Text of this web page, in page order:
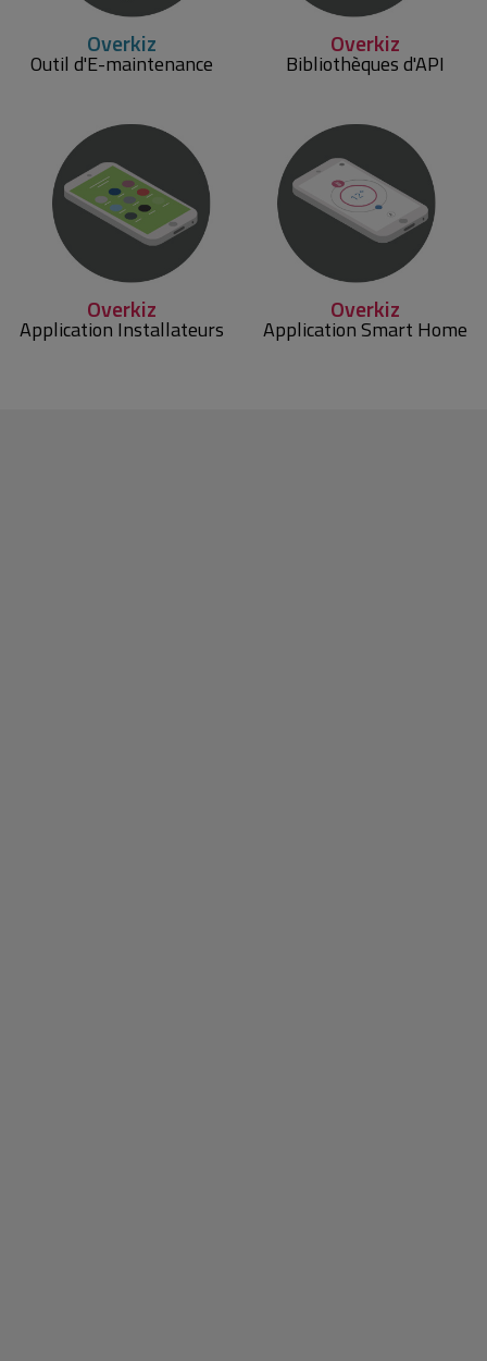
Overkiz
Outil d'E-maintenance
Overkiz
Bibliothèques d'API
Overkiz
Application Installateurs
Overkiz
Application Smart Home